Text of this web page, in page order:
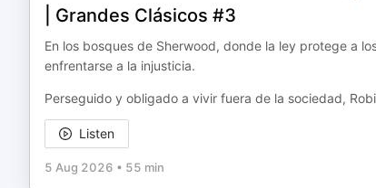
| Grandes Clásicos #3
En los bosques de Sherwood, donde la ley protege a
enfrentarse a la injusticia.
Perseguido y obligado a vivir fuera de la sociedad,
Listen
5 Aug 2026 • 55 min